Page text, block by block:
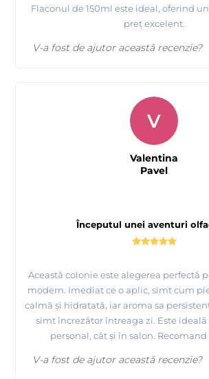
Flaconul de 150ml este ideal, oferind
preț excelent.
V-a fost de ajutor această recenzie?
Începutul unei aventuri
Această colonie este alegerea perfectă
modern. Imediat ce o aplic, simt cum
calmă și hidratată, iar aroma sa
simt încrezător întreaga zi. Este
personal, cât și în salon.
V
Valentina
Pavel
V-a fost de ajutor această recenzie?